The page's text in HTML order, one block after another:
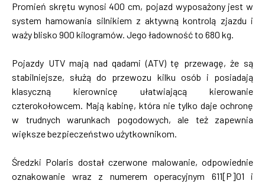
Promień skrętu wynosi 400 cm, pojazd wyposażony jest w
system hamowania silnikiem z aktywną kontrolą zjazdu i
waży blisko 900 kilogramów. Jego ładowność to 680 kg.
Pojazdy UTV mają nad qadami (ATV) tę przewagę, że są
stabilniejsze, służą do przewozu kilku osób i posiadają
klasyczną kierownicę ułatwiającą kierowanie
czterokołowcem. Mają kabinę, która nie tylko daje ochronę
w trudnych warunkach pogodowych, ale też zapewnia
większe bezpieczeństwo użytkownikom.
Średzki Polaris dostał czerwone malowanie, odpowiednie
oznakowanie wraz z numerem operacyjnym 611[P]01 i